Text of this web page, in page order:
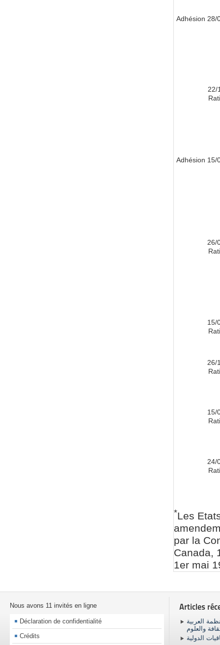
28/01/
22/
15/05/
26/
15/
26/
15/
24/
*Les
par la
Canada,
1er mai
Nous avons 11 invités en ligne
Déclaration de confidentialité
Crédits
Articles
العربية
والعلوم
الدولية